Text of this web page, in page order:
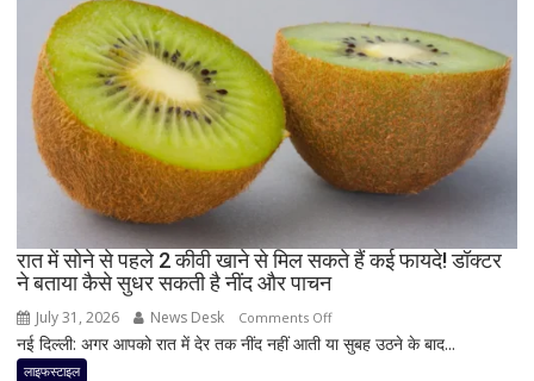
3
चीजें
लेने
की
सलाह
देती
न्यूट्रिशनिस्ट,
दिनभर
बनी
एनर्जी;
रात में सोने से पहले 2 कीवी खाने से मिल सकते हैं कई फायदे! डॉक्टर
ने बताया कैसे सुधर सकती है नींद और पाचन
July 31, 2026 News Desk Comments Offon
रात
नई दिल्ली: अगर आपको रात में देर तक नींद नहीं आती या सुबह उठने के बाद...
लाइफस्टाइल